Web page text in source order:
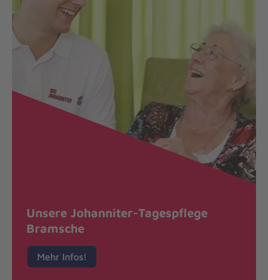
Unsere Johanniter-Tagespflege
Bramsche
Mehr Infos!